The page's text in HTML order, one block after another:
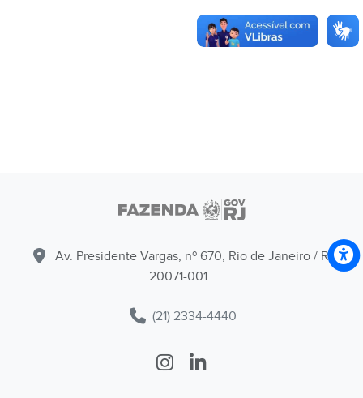
Av. Presidente Vargas, nº 670, Rio de Janeiro / RJ -
20071-001
(21) 2334-4440